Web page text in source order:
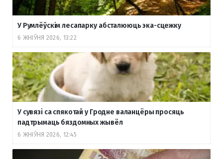
У Румлёўскім лесапарку абсталююць эка-сцежку
6 ЖНІЎНЯ 2026, 13:22
У сувязі са спякотай у Гродне валанцёры просяць
падтрымаць бяздомных жывёл
6 ЖНІЎНЯ 2026, 12:45